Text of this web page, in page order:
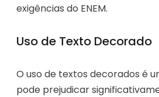
exigências do ENEM.
Uso de Texto Decorado
O uso de textos decorados é
pode prejudicar